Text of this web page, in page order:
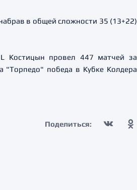
в общей сложности 35 (13+22)
Костицын провел 447 матчей за
победа в Кубке Колдера
Поделиться: